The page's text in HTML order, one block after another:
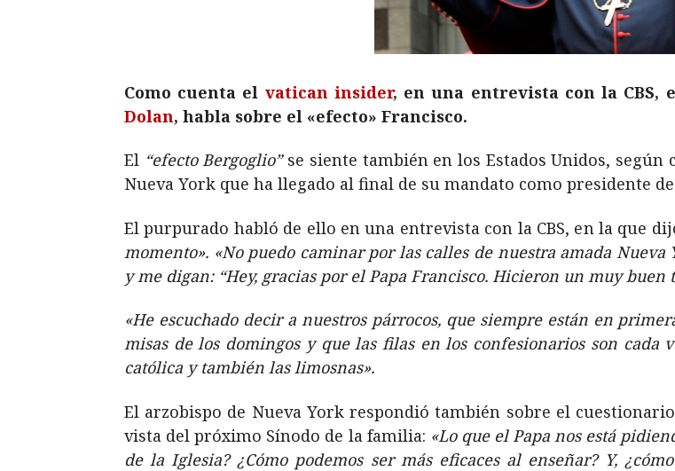
Como cuenta el vatican insider, en una entrevista con la CBS,
Dolan, habla sobre el «efecto» Francisco.
El “efecto Bergoglio”se siente también en los Estados Unidos,
Nueva York que ha llegado al final de su mandato como presidente
El purpurado habló de ello en una entrevista con la CBS, en la que
momento». «No puedo caminar por las calles de nuestra amada
y me digan: “Hey, gracias por el Papa Francisco. Hicieron un muy buen
«He escuchado decir a nuestros párrocos, que siempre están en
misas de los domingos y que las filas en los confesionarios son cada
católica y también las limosnas».
El arzobispo de Nueva York respondió también sobre el
vista del próximo Sínodo de la familia: «Lo que el Papa nos está
de la Iglesia? ¿Cómo podemos ser más eficaces al enseñar? Y,